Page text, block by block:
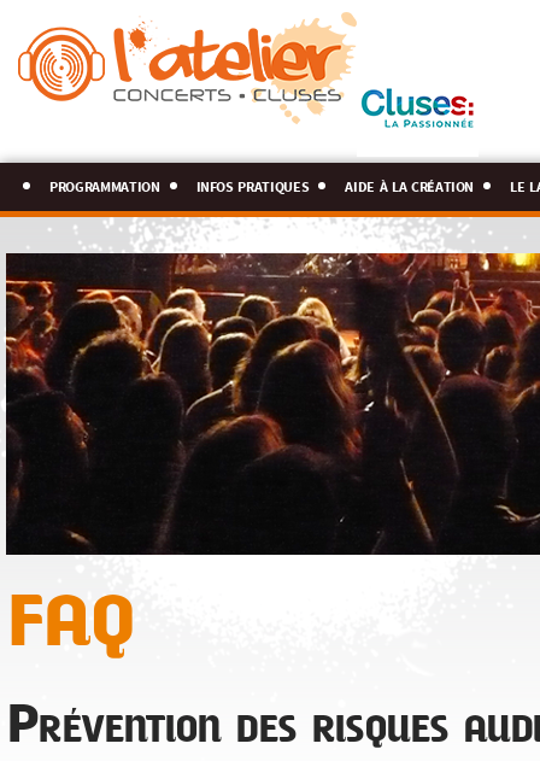
programmation infos pratiques aide à la création le
FAQ
Prévention des risques